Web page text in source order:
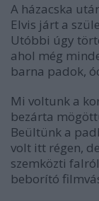
A házacska
Elvis járt a
Utóbbi úgy
ahol még
barna padok,
Mi voltunk a
bezárta
Beültünk a
volt itt régen,
szemközti
beborító